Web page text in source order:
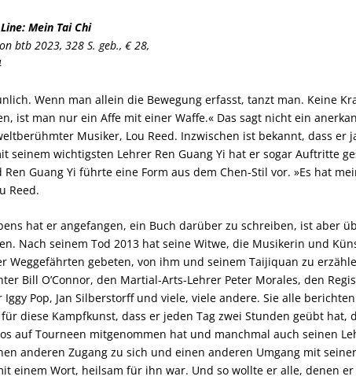
Mein Tai Chi
btb 2023, 328 S. geb., € 28,
Wenn man allein die Bewegung erfasst, tanzt man. Keine
ist man nur ein Affe mit einer Waffe.« Das sagt nicht ein
Musiker, Lou Reed. Inzwischen ist bekannt, dass er
seinem wichtigsten Lehrer Ren Guang Yi hat er sogar Auftritte
Guang Yi führte eine Form aus dem Chen-Stil vor. »Es hat
Reed.
hat er angefangen, ein Buch darüber zu schreiben, ist aber
Nach seinem Tod 2013 hat seine Witwe, die Musikerin und
Weggefährten gebeten, von ihm und seinem Taijiquan zu
Bill O’Connor, den Martial-Arts-Lehrer Peter Morales, den
Pop, Jan Silberstorff und viele, viele andere. Sie alle
diese Kampfkunst, dass er jeden Tag zwei Stunden geübt hat,
auf Tourneen mitgenommen hat und manchmal auch seinen
anderen Zugang zu sich und einen anderen Umgang mit
einem Wort, heilsam für ihn war. Und so wollte er alle, denen er